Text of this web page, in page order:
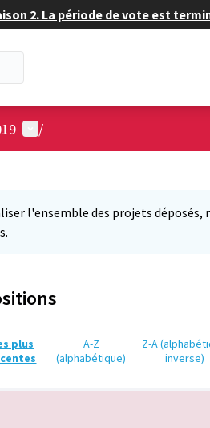
2. La période de vote est
Menu utilisateur
/
l'ensemble des projets
plus
A-Z
(alphabétique)
Z-A
inverse)